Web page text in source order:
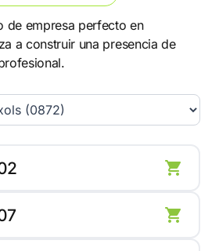
de empresa perfecto en
a construir una presencia de